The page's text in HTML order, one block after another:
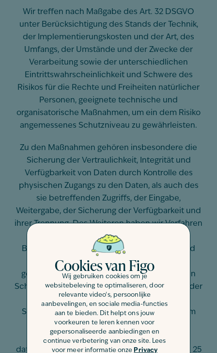
Cookies van Figo
Wij gebruiken cookies om je
websitebeleving te optimaliseren, door
relevante video's, persoonlijke
aanbevelingen, en sociale media-functies
aan te bieden. Dit helpt ons jouw
voorkeuren te leren kennen voor
gepersonaliseerde aanbiedingen en
continue verbetering van onze site. Lees
voor meer informatie onze Privacy
Wir treffen nach Maßgabe des Art. 32 DSGVO
unter Berücksichtigung des Stands der Technik,
der Implementierungskosten und der Art, des
Umfangs, der Umstände und der Zwecke der
Verarbeitung sowie der unterschiedlichen
Eintrittswahrscheinlichkeit und Schwere des
Risikos für die Rechte und Freiheiten natürlicher
Personen, geeignete technische und
organisatorische Maßnahmen, um ein dem Risiko
angemessenes Schutzniveau zu gewährleisten.
Zu den Maßnahmen gehören insbesondere die
Sicherung der Vertraulichkeit, Integrität und
Verfügbarkeit von Daten durch Kontrolle des
physischen Zugangs zu den Daten, als auch des
sie betreffenden Zugriffs, der Eingabe,
Weitergabe, der Sicherung der Verfügbarkeit und
ihrer Trennung. Des Weiteren haben wir Verfahren
eingerichtet, die eine Wahrnehmung von
Betroffenenrechten, Löschung von Daten und
Reaktion auf Gefährdung der Daten
gewährleisten. Ferner berücksichtigen wir den
Schutz personenbezogener Daten bereits bei der
Entwicklung, bzw. Auswahl von Hardware,
Software sowie Verfahren, entsprechend dem
Prinzip des Datenschutzes durch
Technikgestaltung und durch
datenschutzfreundliche Voreinstellungen (Art. 25